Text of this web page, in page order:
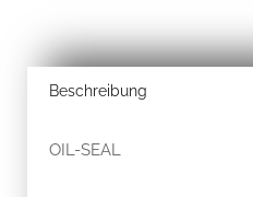
Beschreibung
OIL-SEAL